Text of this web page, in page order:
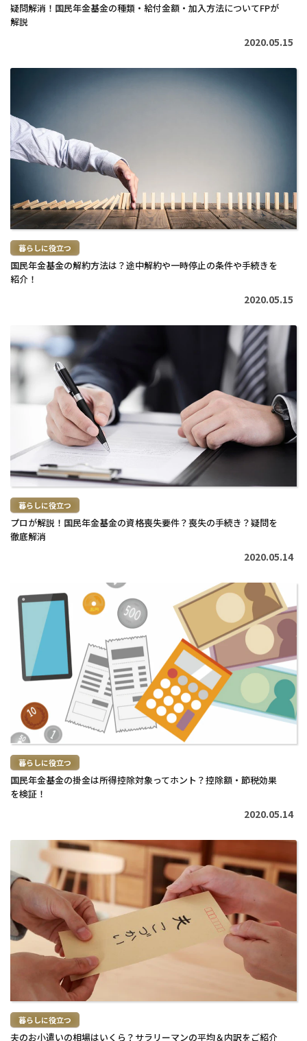
疑問解消！国民年金基金の種類・給付金額・加入方法についてFPが
解説
2020.05.15
読
む
>
暮らしに役立つ
国民年金基金の解約方法は？途中解約や一時停止の条件や手続きを
紹介！
2020.05.15
き
を
読
む
暮らしに役立つ
プロが解説！国民年金基金の資格喪失要件？喪失の手続き？疑問を
徹底解消
2020.05.14
続
き
を
読
む
暮らしに役立つ
国民年金基金の掛金は所得控除対象ってホント？控除額・節税効果
を検証！
2020.05.14
を
読
む
>
暮らしに役立つ
夫のお小遣いの相場はいくら？サラリーマンの平均＆内訳をご紹介